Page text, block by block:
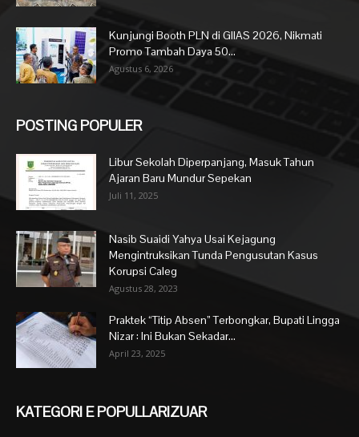
Kunjungi Booth PLN di GIIAS 2026, Nikmati
Promo Tambah Daya 50...
Agustus 6, 2026
POSTING POPULER
Libur Sekolah Diperpanjang, Masuk Tahun
Ajaran Baru Mundur Sepekan
Juli 11, 2025
Nasib Suaidi Yahya Usai Kejagung
Mengintruksikan Tunda Pengusutan Kasus
Korupsi Caleg
Agustus 28, 2023
Praktek “Titip Absen” Terbongkar, Bupati Lingga
Nizar : Ini Bukan Sekadar...
April 23, 2025
KATEGORI E POPULLARIZUAR